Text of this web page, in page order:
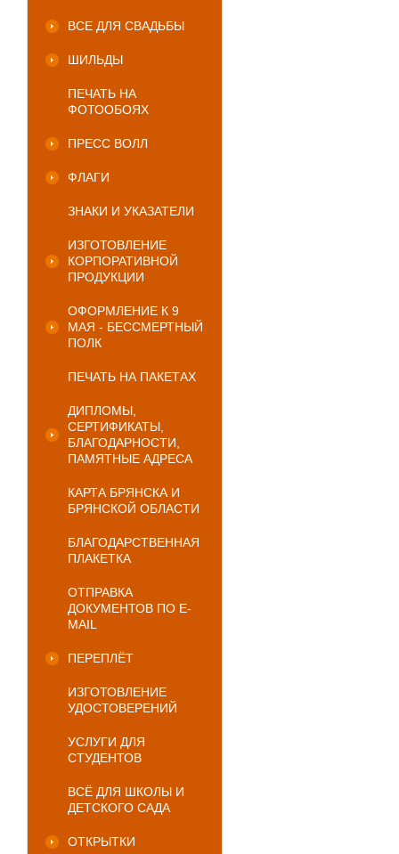
ВСЕ ДЛЯ СВАДЬБЫ
ШИЛЬДЫ
ПЕЧАТЬ НА
ФОТООБОЯХ
ПРЕСС ВОЛЛ
ФЛАГИ
ЗНАКИ И УКАЗАТЕЛИ
ИЗГОТОВЛЕНИЕ
КОРПОРАТИВНОЙ
ПРОДУКЦИИ
ОФОРМЛЕНИЕ К 9
МАЯ - БЕССМЕРТНЫЙ
ПОЛК
ПЕЧАТЬ НА ПАКЕТАХ
ДИПЛОМЫ,
СЕРТИФИКАТЫ,
БЛАГОДАРНОСТИ,
ПАМЯТНЫЕ АДРЕСА
КАРТА БРЯНСКА И
БРЯНСКОЙ ОБЛАСТИ
БЛАГОДАРСТВЕННАЯ
ПЛАКЕТКА
ОТПРАВКА
ДОКУМЕНТОВ ПО E-
MAIL
ПЕРЕПЛЁТ
ИЗГОТОВЛЕНИЕ
УДОСТОВЕРЕНИЙ
УСЛУГИ ДЛЯ
СТУДЕНТОВ
ВСЁ ДЛЯ ШКОЛЫ И
ДЕТСКОГО САДА
ОТКРЫТКИ